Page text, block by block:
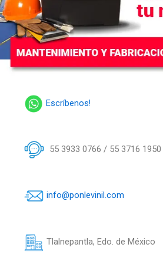
Escríbenos!
55 3933 0766 / 55 3716 1950
info@ponlevinil.com
Tlalnepantla, Edo. de México